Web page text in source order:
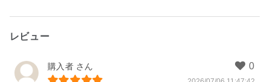
レビュー
購入者